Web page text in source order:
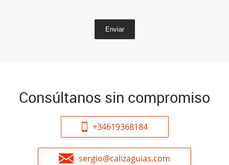
Enviar
Consúltanos sin compromiso
+34619368184
sergio@calizaguias.com